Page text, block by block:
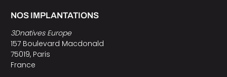
NOS IMPLANTATIONS
3Dnatives Europe
157 Boulevard Macdonald
75019, Paris
France